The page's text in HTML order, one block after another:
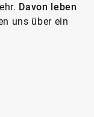
Davon leben
uns über ein